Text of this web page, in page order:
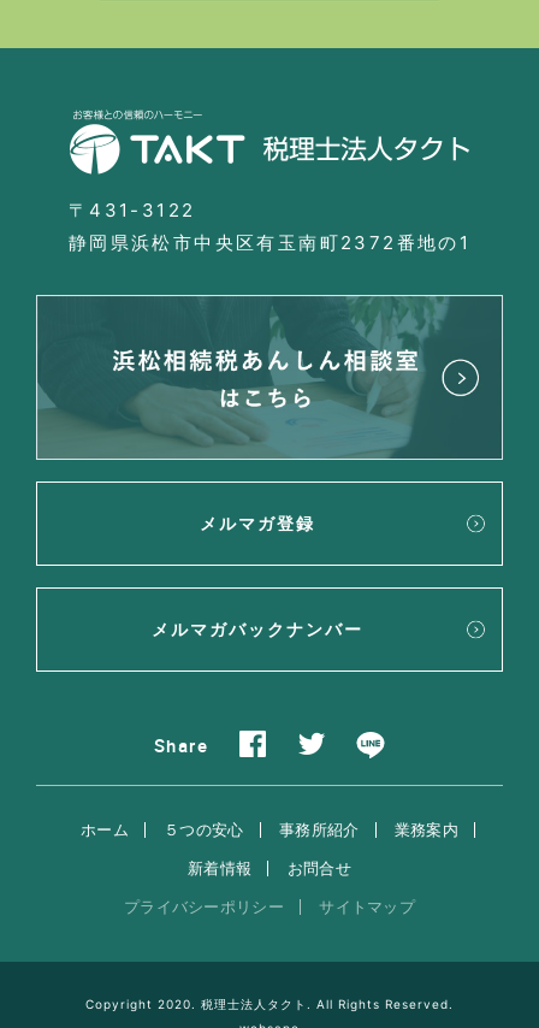
〒431-3122
静岡県浜松市中央区有玉南町2372番地の1
メルマガ登録
メルマガバックナンバー
Share
ホーム ５つの安心 事務所紹介
業務案内
新着情報
お問合せ
プライバシーポリシー
サイトマップ
Copyright 2020. 税理士法人タクト. All Rights Reserved.